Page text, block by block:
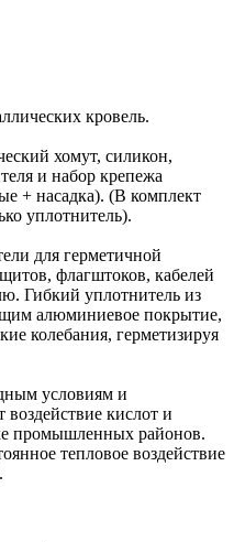
кровель.
хомут, силикон,
и набор крепежа
+ насадка). (В комплект
уплотнитель).
для герметичной
флагштоков, кабелей
Гибкий уплотнитель из
алюминиевое покрытие,
колебания, герметизируя
условиям и
воздействие кислот и
промышленных районов.
тепловое воздействие